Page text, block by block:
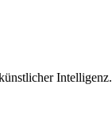
Intelligenz.